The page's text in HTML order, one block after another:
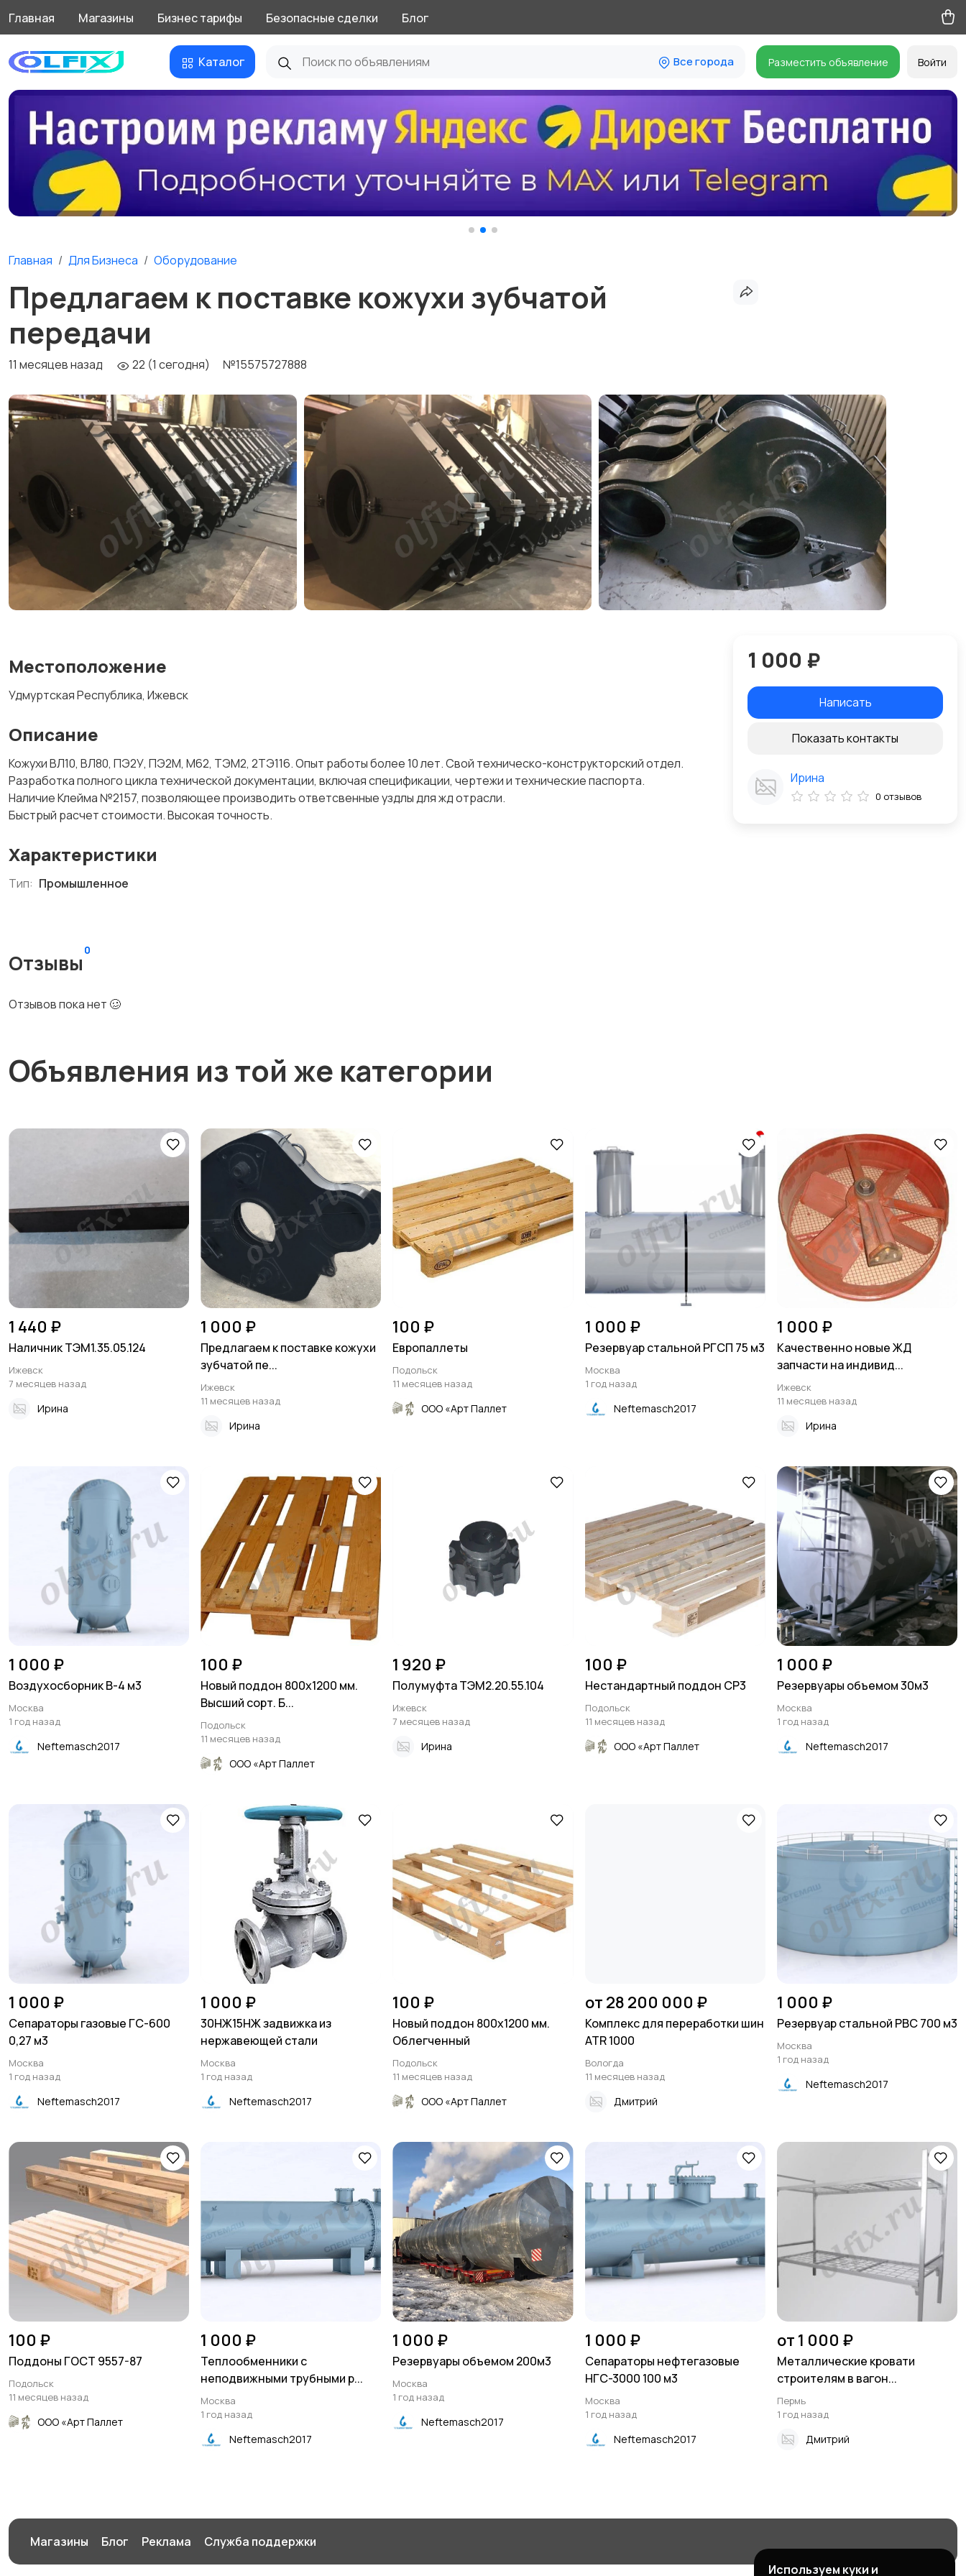
Главная Магазины Бизнес тарифы Безопасные сделки Блог
Каталог Все города Разместить объявление Войти
Главная Для Бизнеса Оборудование
Предлагаем к поставке кожухи зубчатой
передачи
11 месяцев назад 22 (1 сегодня) №15575727888
Местоположение
Удмуртская Республика, Ижевск
Описание
Кожухи ВЛ10, ВЛ80, ПЭ2У, ПЭ2М, М62, ТЭМ2, 2ТЭ116. Опыт работы более 10 лет. Свой техническо-конструкторский отдел.
Разработка полного цикла технической документации, включая спецификации, чертежи и технические паспорта.
Наличие Клейма №2157, позволяющее производить ответсвенные уздлы для жд отрасли.
Быстрый расчет стоимости. Высокая точность.
Характеристики
Тип: Промышленное
Отзывы
0
Отзывов пока нет 🥴
1 000 ₽
Написать
Показать контакты
Ирина
0 отзывов
Объявления из той же категории
1 440 ₽
Наличник ТЭМ1.35.05.124
Ижевск
7 месяцев назад
Ирина
1 000 ₽
Предлагаем к поставке кожухи
зубчатой пе...
Ижевск
11 месяцев назад
Ирина
100 ₽
Европаллеты
Подольск
11 месяцев назад
ООО «Арт Паллет
1 000 ₽
Резервуар стальной РГСП 75 м3
Москва
1 год назад
Neftemasch2017
1 000 ₽
Качественно новые ЖД
запчасти на индивид...
Ижевск
11 месяцев назад
Ирина
1 000 ₽
Воздухосборник В-4 м3
Москва
1 год назад
Neftemasch2017
100 ₽
Новый поддон 800х1200 мм.
Высший сорт. Б...
Подольск
11 месяцев назад
ООО «Арт Паллет
1 920 ₽
Полумуфта ТЭМ2.20.55.104
Ижевск
7 месяцев назад
Ирина
100 ₽
Нестандартный поддон CP3
Подольск
11 месяцев назад
ООО «Арт Паллет
1 000 ₽
Резервуары объемом 30м3
Москва
1 год назад
Neftemasch2017
1 000 ₽
Сепараторы газовые ГС-600
0,27 м3
Москва
1 год назад
Neftemasch2017
1 000 ₽
30НЖ15НЖ задвижка из
нержавеющей стали
Москва
1 год назад
Neftemasch2017
100 ₽
Новый поддон 800х1200 мм.
Облегченный
Подольск
11 месяцев назад
ООО «Арт Паллет
от 28 200 000 ₽
Комплекс для переработки шин
ATR 1000
Вологда
11 месяцев назад
Дмитрий
1 000 ₽
Резервуар стальной РВС 700 м3
Москва
1 год назад
Neftemasch2017
100 ₽
Поддоны ГОСТ 9557-87
Подольск
11 месяцев назад
ООО «Арт Паллет
1 000 ₽
Теплообменники с
неподвижными трубными р...
Москва
1 год назад
Neftemasch2017
1 000 ₽
Резервуары объемом 200м3
Москва
1 год назад
Neftemasch2017
1 000 ₽
Сепараторы нефтегазовые
НГС-3000 100 м3
Москва
1 год назад
Neftemasch2017
от 1 000 ₽
Металлические кровати
строителям в вагон...
Пермь
1 год назад
Дмитрий
Магазины Блог Реклама
Служба поддержки
Используем куки и